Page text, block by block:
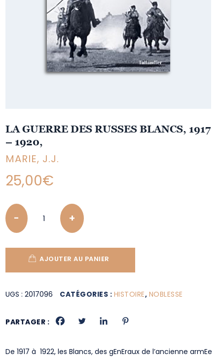
LA GUERRE DES RUSSES BLANCS, 1917
– 1920,
MARIE, J.J.
25,00€
Quantity
AJOUTER AU PANIER
UGS :2017096 CATÉGORIES : HISTOIRE, NOBLESSE
PARTAGER :
De 1917 à 1922, les Blancs, des gEnEraux de l’ancienne armEe